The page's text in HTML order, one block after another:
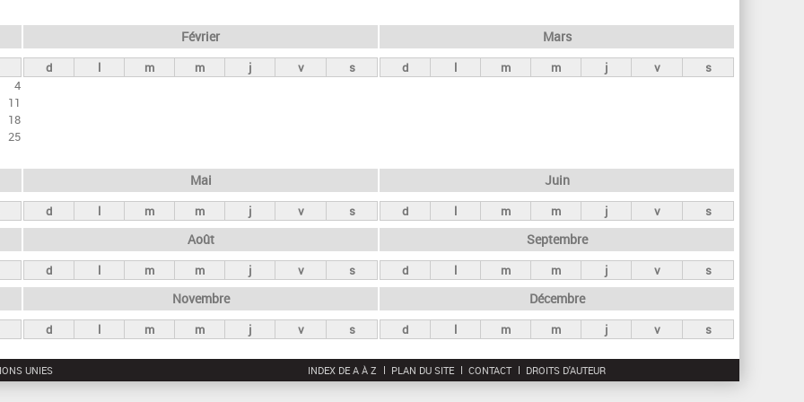
r
c
4
11
18
25
Février
d l m m j v s
Mars
d l m m j v s
Mai
d l m m j v s
Juin
d l m m j v s
Août
d l m m j v s
Septembre
d l m m j v s
Novembre
d l m m j v s
Décembre
d l m m j v s
UNIES INDEX DE A À Z PLAN DU SITE CONTACT DROITS D'AUTEUR